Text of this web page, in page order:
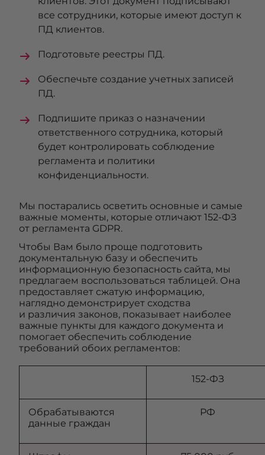
все сотрудники, которые имеют доступ к
ПД клиентов.
Подготовьте реестры ПД.
Обеспечьте создание учетных записей
ПД.
Подпишите приказ о назначении
ответственного сотрудника, который
будет контролировать соблюдение
регламента и политики
конфиденциальности.
Мы постарались осветить основные и самые
важные моменты, которые отличают 152-ФЗ
от регламента GDPR.
Чтобы Вам было проще подготовить
документальную базу и обеспечить
информационную безопасность сайта, мы
предлагаем воспользоваться таблицей. Она
предоставляет сжатую информацию,
наглядно демонстрирует сходства
и различия законов, показывает наиболее
важные пункты для каждого документа и
помогает обеспечить соблюдение
требований обоих регламентов:
152-ФЗ
Обрабатываются
данные граждан
РФ